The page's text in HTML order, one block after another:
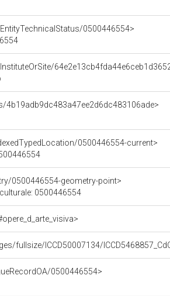
0500446554>
0500446554-current>
0500446554-geometry-point>
0500446554
fullsize/ICCD50007134/
0500446554>